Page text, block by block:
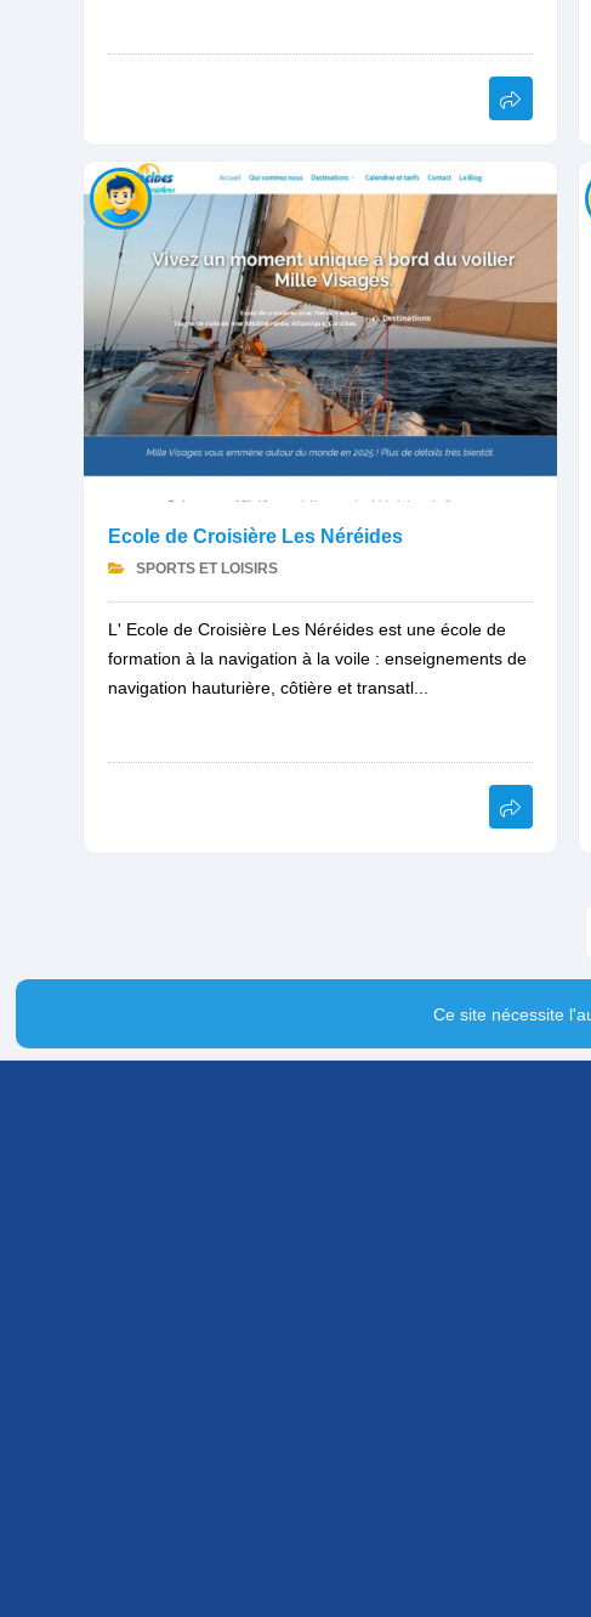
Ecole de Croisière Les Néréides
SPORTS ET LOISIRS
L' Ecole de Croisière Les Néréides est une école de
formation à la navigation à la voile : enseignements de
navigation hauturière, côtière et transatl...
Ce site nécessite